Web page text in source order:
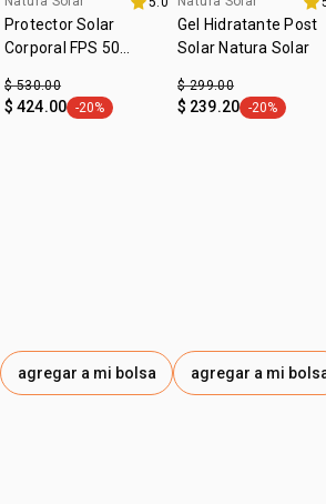
momentos al sol
•empaque práctico y sostenible: tapa
•aprobado por consumidores de todos
Protector Solar
Corporal FPS 50
$ 530.00
$ 424.00 etiqueta -20%
-20%
agregar a mi bolsa
Gel Hidratante Post
Solar Natura Solar
$ 299.00
$ 239.20 etiqueta -20%
-20%
agregar a mi